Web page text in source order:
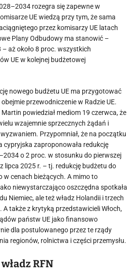
rozegra się zapewne w
UE wiedzą przy tym, że sama
przez komisarzy UE latach
Plany Odbudowy ma stanowić –
aż około 8 proc. wszystkich
UE w kolejnej budżetowej
nowego budżetu UE ma przygotować
przewodniczenie w Radzie UE.
powiedział mediom 19 czerwca, że
wzajemnie sprzecznych żądań i
Przypomniał, że na początku
cypryjska zaproponowała redukcję
o 2 proc. w stosunku do pierwszej
lipca 2025 r. – tj. redukcję budżetu do
w cenach bieżących. A mimo to
niewystarczająco oszczędna spotkała
Niemiec, ale też władz Holandii i trzech
także z krytyką przedstawicieli Włoch,
państw UE jako finansowo
dla postulowanego przez te rządy
regionów, rolnictwa i części przemysłu.
RFN